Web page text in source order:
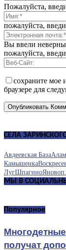
Пожалуйста,
пожалуйста,
Вы ввели
пожалуйста,
сохраните мое
браузере для
СЕЛА
Авдеевская База
Камышенка
ЛугШпагиноЯново
МЫ В
Популярное
получат